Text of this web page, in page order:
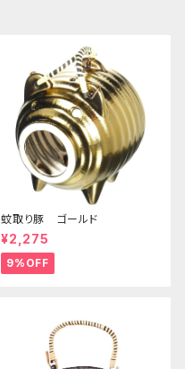
蚊取り豚 ゴールド
¥2,275
9%OFF